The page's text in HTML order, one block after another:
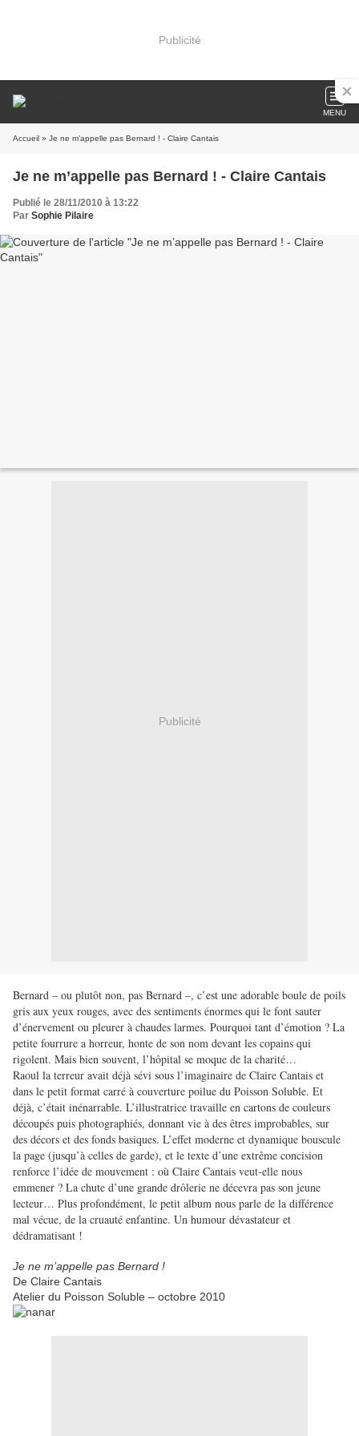
Publicité
MENU
Accueil » Je ne m’appelle pas Bernard ! - Claire Cantais
Je ne m’appelle pas Bernard ! - Claire Cantais
Publié le 28/11/2010 à 13:22
Par Sophie Pilaire
Publicité
Bernard – ou plutôt non, pas Bernard –, c’est une adorable boule de poils
gris aux yeux rouges, avec des sentiments énormes qui le font sauter
d’énervement ou pleurer à chaudes larmes. Pourquoi tant d’émotion ? La
petite fourrure a horreur, honte de son nom devant les copains qui
rigolent. Mais bien souvent, l’hôpital se moque de la charité…
Raoul la terreur avait déjà sévi sous l’imaginaire de Claire Cantais et
dans le petit format carré à couverture poilue du Poisson Soluble. Et
déjà, c’était inénarrable. L’illustratrice travaille en cartons de couleurs
découpés puis photographiés, donnant vie à des êtres improbables, sur
des décors et des fonds basiques. L’effet moderne et dynamique bouscule
la page (jusqu’à celles de garde), et le texte d’une extrême concision
renforce l’idée de mouvement : où Claire Cantais veut-elle nous
emmener ? La chute d’une grande drôlerie ne décevra pas son jeune
lecteur… Plus profondément, le petit album nous parle de la différence
mal vécue, de la cruauté enfantine. Un humour dévastateur et
dédramatisant !
Je ne m’appelle pas Bernard !
De Claire Cantais
Atelier du Poisson Soluble – octobre 2010